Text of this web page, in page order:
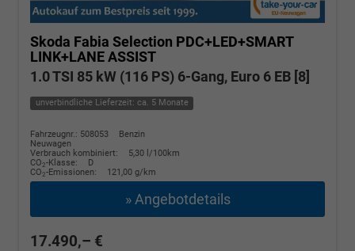
Skoda Fabia Selection PDC+LED+SMART
LINK+LANE ASSIST
1.0 TSI 85 kW (116 PS) 6-Gang, Euro 6 EB [8]
unverbindliche Lieferzeit: ca. 5 Monate
Fahrzeugnr.: 508053
Benzin
Neuwagen
Verbrauch kombiniert:
5,30 l/100km
CO2-Klasse:
D
CO2-Emissionen: 121,00 g/km
» Angebotdetails
17.490,– €